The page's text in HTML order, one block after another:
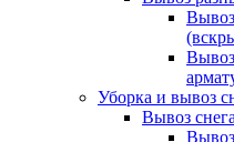
Вывоз
Вывоз
Уборка и вывоз
Вывоз снега